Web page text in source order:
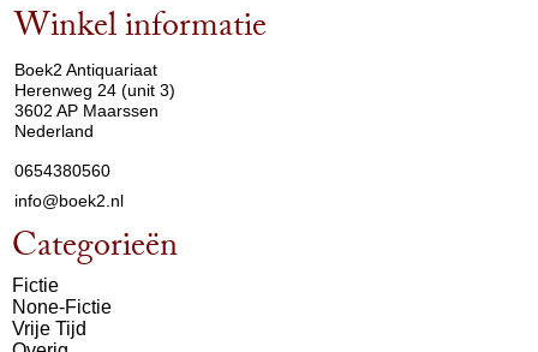
Winkel informatie
Boek2 Antiquariaat
Herenweg 24 (unit 3)
3602 AP Maarssen
Nederland
0654380560
info@boek2.nl
Categorieën
Fictie
None-Fictie
Vrije Tijd